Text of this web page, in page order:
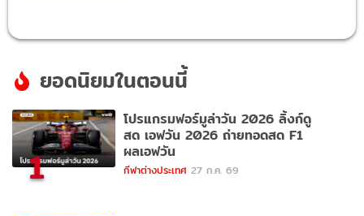
ยอดนิยมในตอนนี้
1
โปรแกรมฟอร์มูล่าวัน 2026 ลิ้งก์ดู
สด เอฟวัน 2026 ถ่ายทอดสด F1
ผลเอฟวัน
กีฬาต่างประเทศ 27 ก.ค. 69